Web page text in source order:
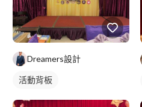
Dreamers設計
活動背板